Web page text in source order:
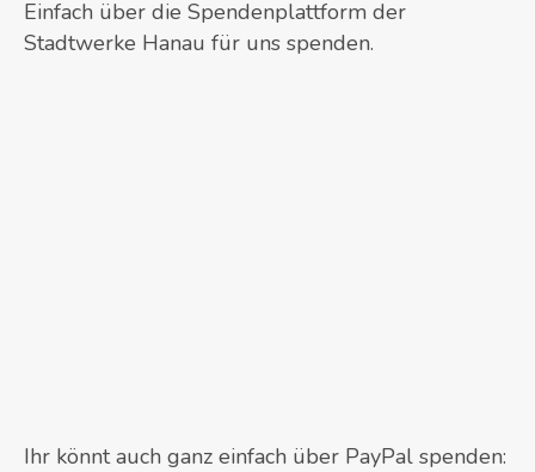
Einfach über die Spendenplattform der
Stadtwerke Hanau für uns spenden.
Ihr könnt auch ganz einfach über PayPal spenden: